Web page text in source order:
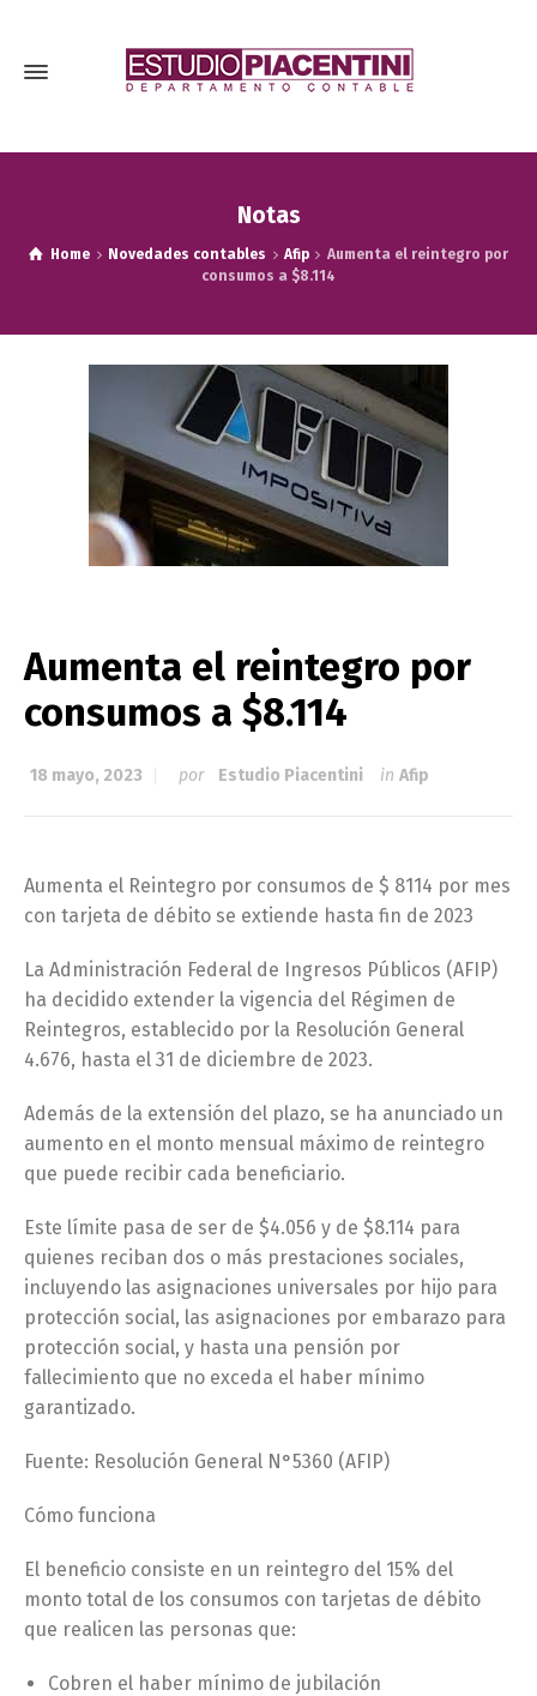
Notas
Home Novedades contables Afip
Aumenta el reintegro por
consumos a $8.114
Aumenta el reintegro por
consumos a $8.114
18 mayo, 2023 por Estudio Piacentini in Afip
Aumenta el Reintegro por consumos de $ 8114 por mes
con tarjeta de débito se extiende hasta fin de 2023
La Administración Federal de Ingresos Públicos (AFIP)
ha decidido extender la vigencia del Régimen de
Reintegros, establecido por la Resolución General
4.676, hasta el 31 de diciembre de 2023.
Además de la extensión del plazo, se ha anunciado un
aumento en el monto mensual máximo de reintegro
que puede recibir cada beneficiario.
Este límite pasa de ser de $4.056 y de $8.114 para
quienes reciban dos o más prestaciones sociales,
incluyendo las asignaciones universales por hijo para
protección social, las asignaciones por embarazo para
protección social, y hasta una pensión por
fallecimiento que no exceda el haber mínimo
garantizado.
Fuente: Resolución General N°5360 (AFIP)
Cómo funciona
El beneficio consiste en un reintegro del 15% del
monto total de los consumos con tarjetas de débito
que realicen las personas que:
Cobren el haber mínimo de jubilación